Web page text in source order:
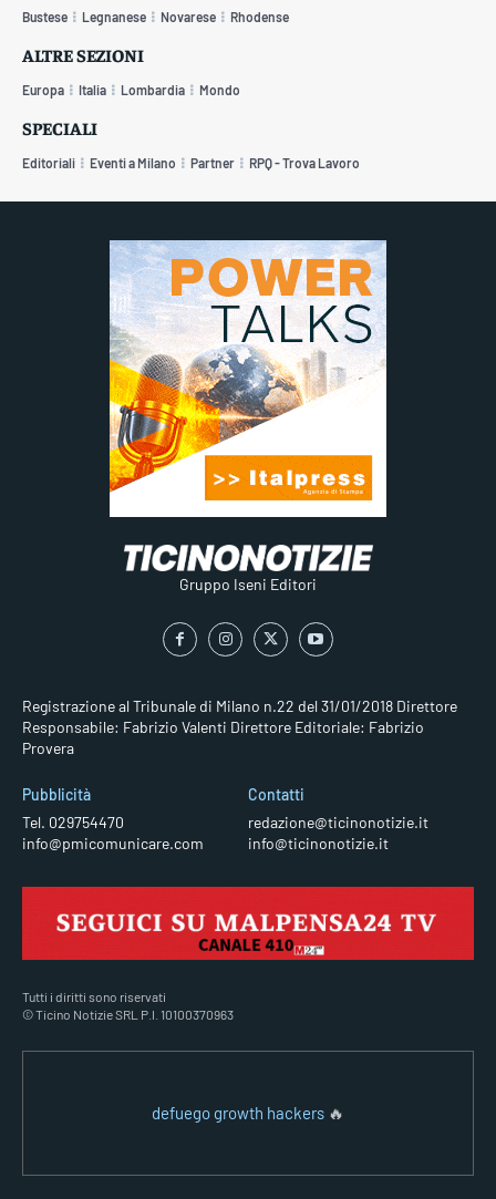
Bustese Legnanese Novarese Rhodense
ALTRE SEZIONI
Europa Italia Lombardia Mondo
SPECIALI
Editoriali Eventi a Milano Partner RPQ - Trova Lavoro
Gruppo Iseni Editori
Registrazione al Tribunale di Milano n.22 del 31/01/2018 Direttore
Responsabile: Fabrizio Valenti Direttore Editoriale: Fabrizio
Provera
Pubblicità
Tel. 029754470
info@pmicomunicare.com
Contatti
redazione@ticinonotizie.it
info@ticinonotizie.it
Tutti i diritti sono riservati
© Ticino Notizie SRL P.I. 10100370963
defuego growth hackers 🔥